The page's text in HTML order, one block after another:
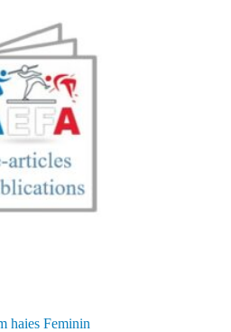
haies Feminin